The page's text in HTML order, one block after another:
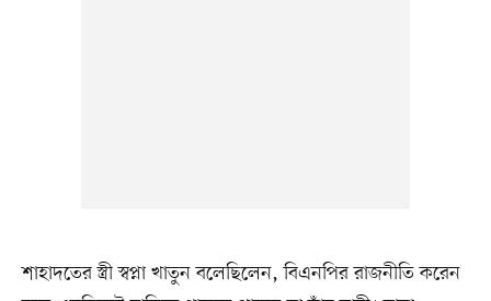
শাহাদতের স্ত্রী স্বপ্না খাতুন বলেছিলেন, বিএনপির রাজনীতি করেন